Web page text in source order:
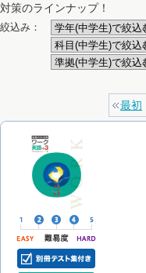
対策のラインナップ！
絞込み：
最初